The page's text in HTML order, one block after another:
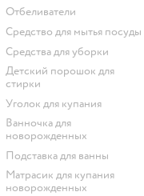
отбеливатели
средство для мытья посуды
средства для уборки
детский порошок для
стирки
уголок для купания
ванночка для
новорожденных
подставка для ванны
матрасик для купания
новорожденных